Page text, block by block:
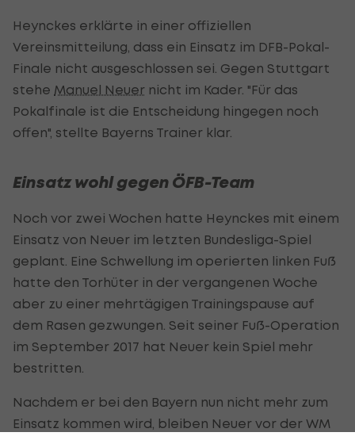
Heynckes erklärte in einer offiziellen
Vereinsmitteilung, dass ein Einsatz im DFB-Pokal-
Finale nicht ausgeschlossen sei. Gegen Stuttgart
stehe Manuel Neuer nicht im Kader. "Für das
Pokalfinale ist die Entscheidung hingegen noch
offen", stellte Bayerns Trainer klar.
Einsatz wohl gegen ÖFB-Team
Noch vor zwei Wochen hatte Heynckes mit einem
Einsatz von Neuer im letzten Bundesliga-Spiel
geplant. Eine Schwellung im operierten linken Fuß
hatte den Torhüter in der vergangenen Woche
aber zu einer mehrtägigen Trainingspause auf
dem Rasen gezwungen. Seit seiner Fuß-Operation
im September 2017 hat Neuer kein Spiel mehr
bestritten.
Nachdem er bei den Bayern nun nicht mehr zum
Einsatz kommen wird, bleiben Neuer vor der WM